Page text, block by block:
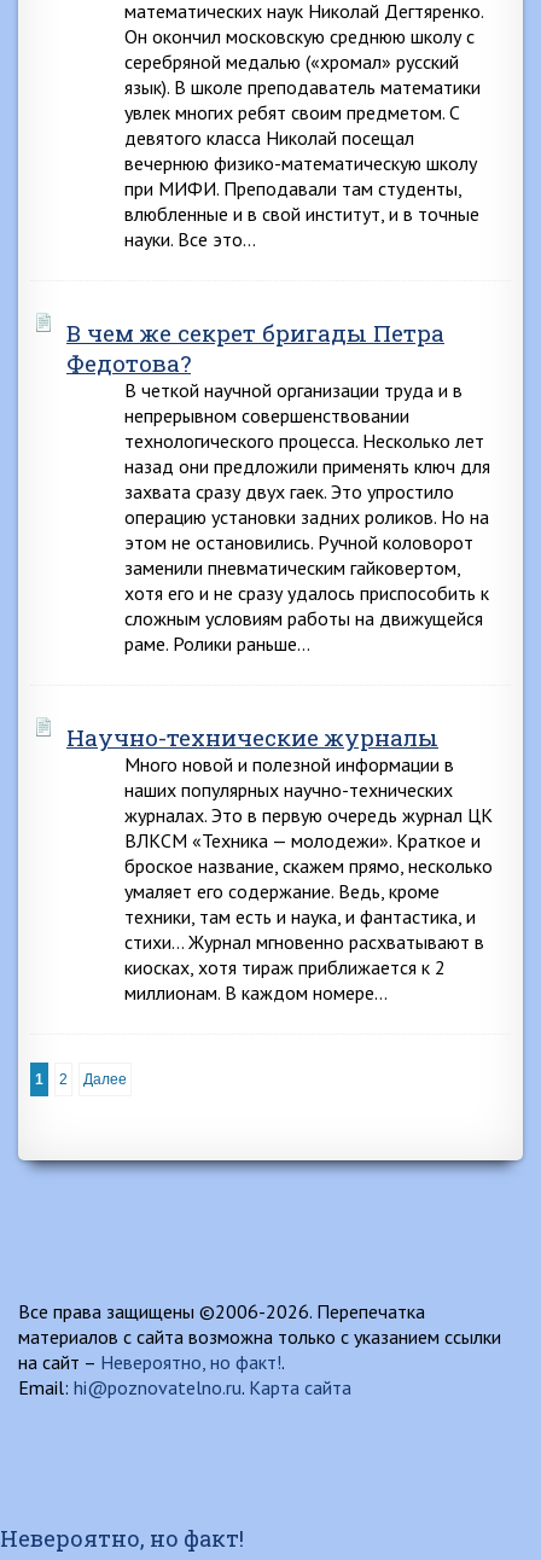
математических наук Николай Дегтяренко.
Он окончил московскую среднюю школу с
серебряной медалью («хромал» русский
язык). В школе преподаватель математики
увлек многих ребят своим предметом. С
девятого класса Николай посещал
вечернюю физико-математическую школу
при МИФИ. Преподавали там студенты,
влюбленные и в свой институт, и в точные
науки. Все это…
В чем же секрет бригады Петра
Федотова?
В четкой научной организации труда и в
непрерывном совершенствовании
технологического процесса. Несколько лет
назад они предложили применять ключ для
захвата сразу двух гаек. Это упростило
операцию установки задних роликов. Но на
этом не остановились. Ручной коловорот
заменили пневматическим гайковертом,
хотя его и не сразу удалось приспособить к
сложным условиям работы на движущейся
раме. Ролики раньше…
Научно-технические журналы
Много новой и полезной информации в
наших популярных научно-технических
журналах. Это в первую очередь журнал ЦК
ВЛКСМ «Техника — молодежи». Краткое и
броское название, скажем прямо, несколько
умаляет его содержание. Ведь, кроме
техники, там есть и наука, и фантастика, и
стихи… Журнал мгновенно расхватывают в
киосках, хотя тираж приближается к 2
миллионам. В каждом номере…
1 2 Далее
Все права защищены ©2006-2026. Перепечатка
материалов с сайта возможна только с указанием ссылки
на сайт – Невероятно, но факт!.
Email: hi@poznovatelno.ru. Карта сайта
Невероятно, но факт!